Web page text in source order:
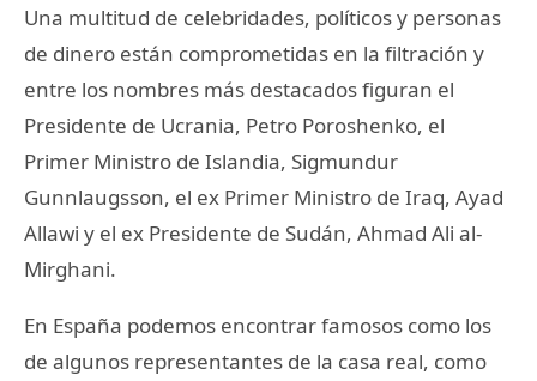
Una multitud de celebridades, políticos y personas
de dinero están comprometidas en la filtración y
entre los nombres más destacados figuran el
Presidente de Ucrania, Petro Poroshenko, el
Primer Ministro de Islandia, Sigmundur
Gunnlaugsson, el ex Primer Ministro de Iraq, Ayad
Allawi y el ex Presidente de Sudán, Ahmad Ali al-
Mirghani.
En España podemos encontrar famosos como los
de algunos representantes de la casa real, como